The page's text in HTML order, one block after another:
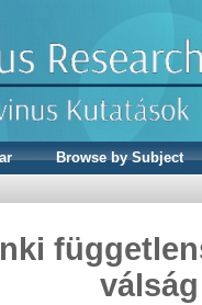
Browse by Subject